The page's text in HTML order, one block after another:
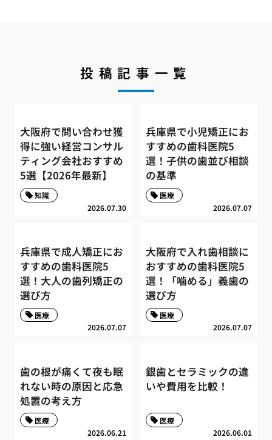
投稿記事一覧
大阪府で問い合わせ獲
得に強い経営コンサル
ティング会社おすすめ
5選【2026年最新】
2026.07.30
知識
兵庫県で小児矯正にお
すすめの歯科医院5
選！子供の歯並び相談
の基準
2026.07.07
医療
兵庫県で成人矯正にお
すすめの歯科医院5
選！大人の歯列矯正の
選び方
2026.07.07
医療
大阪府で入れ歯相談に
おすすめの歯科医院5
選！「噛める」義歯の
選び方
2026.07.07
医療
歯の根が痛くて夜も眠
れない時の原因と応急
処置の考え方
2026.06.21
医療
銀歯とセラミックの違
いや費用を比較！
2026.06.01
医療